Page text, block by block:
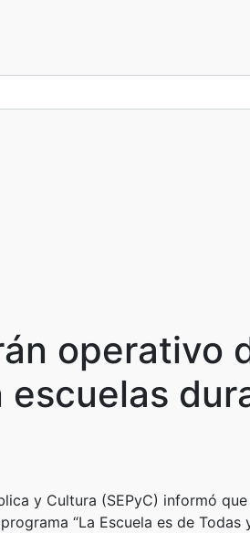
operativo
y Cultura (SEPyC) informó
“La Escuela es de Todas